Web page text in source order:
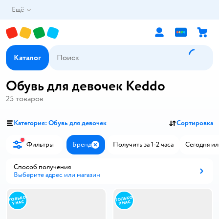
Ещё
Каталог
Обувь для девочек Keddo
25 товаров
Категория: Обувь для девочек Сортировка
Фильтры Бренд ЗакрытьПолучить за 1-2 часа Сегодня
Способ получения
Выберите адрес или магазин